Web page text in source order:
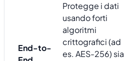
End-to-
Protegge i dati
usando forti
algoritmi
crittografici (ad
es. AES-256) sia